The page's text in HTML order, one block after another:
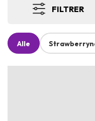
FILTRER
Alle